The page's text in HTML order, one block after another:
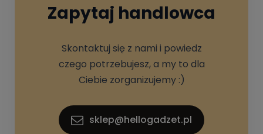
Zapytaj handlowca
Skontaktuj się z nami i powiedz
czego potrzebujesz, a my to dla
Ciebie zorganizujemy :)
sklep@hellogadzet.pl